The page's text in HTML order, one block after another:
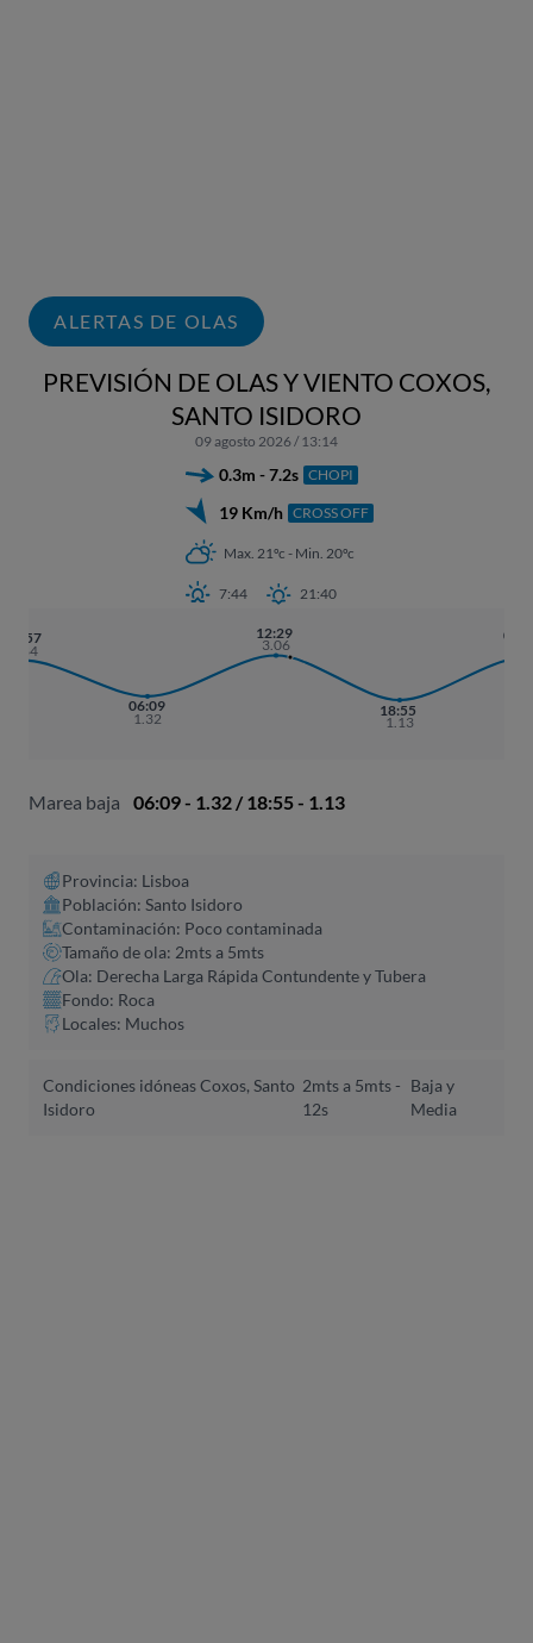
ALERTAS DE OLAS
PREVISIÓN DE OLAS Y VIENTO COXOS,
SANTO ISIDORO
09 agosto 2026 / 13:14
0.3m - 7.2s CHOPI
19 Km/h CROSS OFF
Max. 21ºc - Min. 20ºc
7:44 21:40
23:57
2.84
06:09
1.32
12:29
3.06
18:55
1.13
Marea baja 06:09 - 1.32 / 18:55 - 1.13
Provincia: Lisboa
Población: Santo Isidoro
Contaminación: Poco contaminada
Tamaño de ola: 2mts a 5mts
Ola: Derecha Larga Rápida Contundente y Tubera
Fondo: Roca
Locales: Muchos
Condiciones idóneas Coxos, Santo
Isidoro
2mts a 5mts -
12s
Baja y
Media